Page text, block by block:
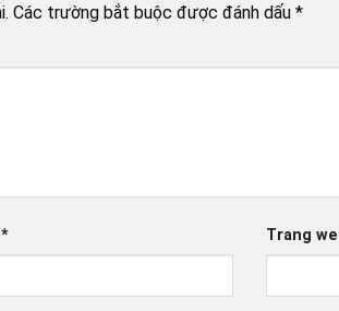
Các trường bắt buộc được đánh dấu *
* Trang